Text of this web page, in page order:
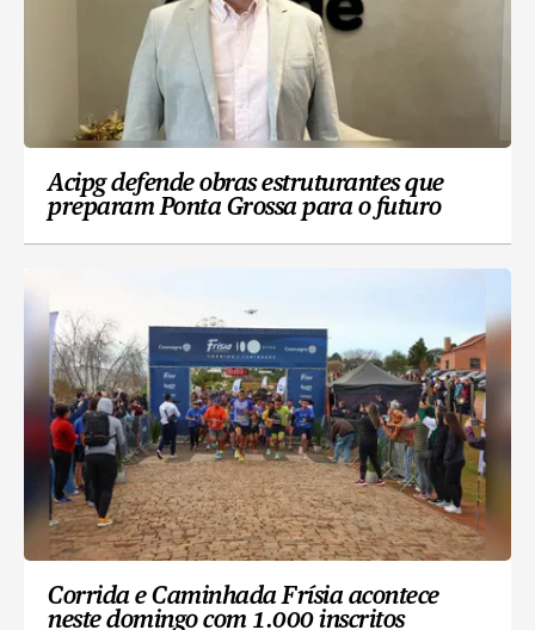
Acipg defende obras estruturantes que
preparam Ponta Grossa para o futuro
Corrida e Caminhada Frísia acontece
neste domingo com 1.000 inscritos